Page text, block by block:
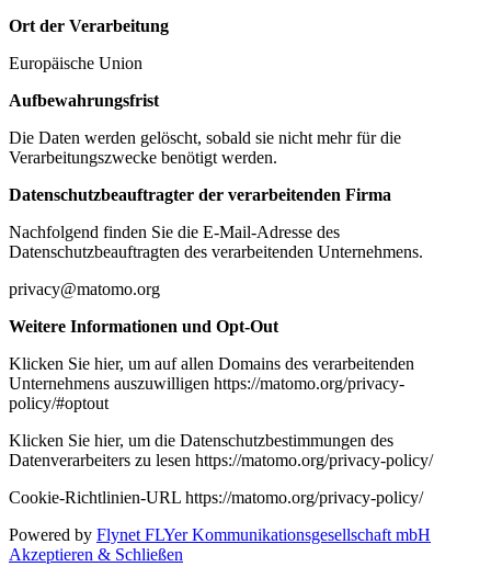
Ort der Verarbeitung
Europäische Union
Aufbewahrungsfrist
Die Daten werden gelöscht, sobald sie nicht mehr für die
Verarbeitungszwecke benötigt werden.
Datenschutzbeauftragter der verarbeitenden Firma
Nachfolgend finden Sie die E-Mail-Adresse des
Datenschutzbeauftragten des verarbeitenden Unternehmens.
privacy@matomo.org
Weitere Informationen und Opt-Out
Klicken Sie hier, um auf allen Domains des verarbeitenden
Unternehmens auszuwilligen https://matomo.org/privacy-
policy/#optout
Klicken Sie hier, um die Datenschutzbestimmungen des
Datenverarbeiters zu lesen https://matomo.org/privacy-policy/
Cookie-Richtlinien-URL https://matomo.org/privacy-policy/
Powered by Flynet FLYer Kommunikationsgesellschaft mbH
Akzeptieren & Schließen